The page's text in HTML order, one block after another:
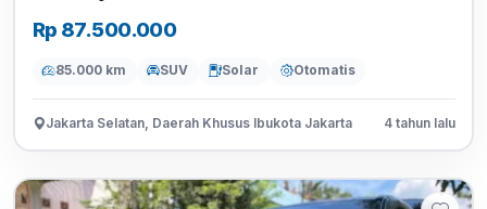
Rp 87.500.000
85.000 km SUV Solar Otomatis
Jakarta Selatan, Daerah Khusus Ibukota Jakarta 4 tahun lalu